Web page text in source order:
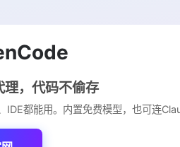
理，代码不偷存
IDE都能用。内置免费模型，也可连